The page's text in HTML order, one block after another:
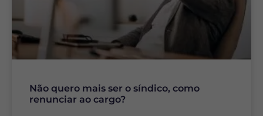
Não quero mais ser o síndico, como
renunciar ao cargo?